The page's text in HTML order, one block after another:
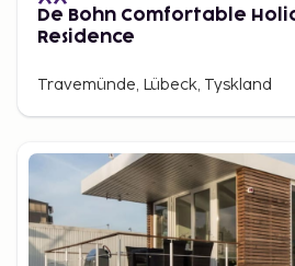
De Bohn Comfortable
Residence
Travemünde, Lübeck, Tyskland